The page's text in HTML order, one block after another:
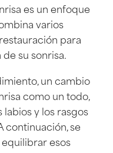
es un enfoque
varios
para
su sonrisa.
un cambio
como un todo,
labios y los rasgos
continuación, se
esos